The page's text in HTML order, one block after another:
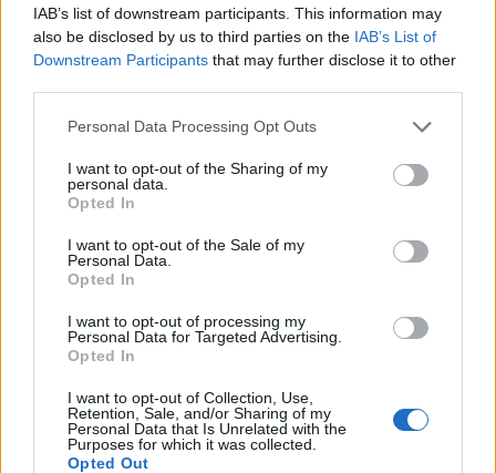
IAB’s list of downstream participants. This information may
also be disclosed by us to third parties on the IAB’s List of
Downstream Participants that may further disclose it to other
Personal Data Processing Opt Outs
I want to opt-out of the Sharing of my
personal data.
Opted In
I want to opt-out of the Sale of my
Personal Data.
Opted In
I want to opt-out of processing my
Personal Data for Targeted Advertising.
Opted In
I want to opt-out of Collection, Use,
Retention, Sale, and/or Sharing of my
Personal Data that Is Unrelated with the
Purposes for which it was collected.
Opted Out
korvettje elleni ukrán támadásról értekeztek.
A hírszerzés három pontban foglalta össze meglátásait:
Május 19-én az ukrán fegyveres erők kamikaze drónok és
ATACMS ballisztikus rakéták bevetése mellett
található szevasztopoli tengerészeti bázis ellen. A támadás
során szinte biztosan megsemmisült a Karakurt osztályba
KEDVES OLVASÓNK!
A keresett cikk a portfolio.hu hírarchívumához
tartozik, melynek olvasása előfizetéses
regisztrációhoz kötött.
Az előfizetés a következőket tartalmazza:
Portfolio.hu teljes cikkarchívum